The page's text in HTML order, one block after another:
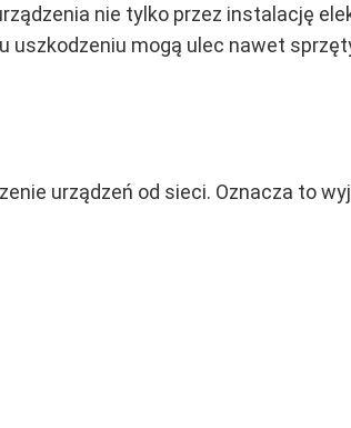
nie tylko przez instalację
mogą ulec nawet
urządzeń od sieci. Oznacza to